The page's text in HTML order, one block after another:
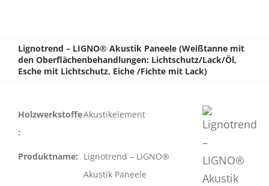
Lignotrend – LIGNO® Akustik Paneele (Weißtanne mit
den Oberflächenbehandlungen: Lichtschutz/Lack/Öl,
Esche mit Lichtschutz, Eiche /Fichte mit Lack)
Holzwerkstoffe
:
Akustikelement
Produktname: Lignotrend – LIGNO®
Akustik Paneele